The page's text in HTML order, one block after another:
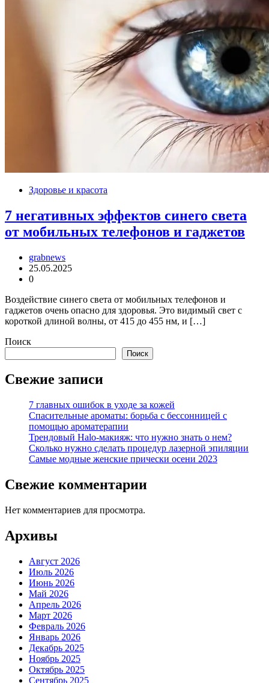
Здоровье и красота
7 негативных эффектов синего света
от мобильных телефонов и гаджетов
grabnews
25.05.2025
0
Воздействие синего света от мобильных телефонов и
гаджетов очень опасно для здоровья. Это видимый свет с
короткой длиной волны, от 415 до 455 нм, и […]
Поиск
Поиск
Свежие записи
7 главных ошибок в уходе за кожей
Спасительные ароматы: борьба с бессонницей с
помощью ароматерапии
Трендовый Halo-макияж: что нужно знать о нем?
Сколько нужно сделать процедур лазерной эпиляции
Самые модные женские прически осени 2023
Свежие комментарии
Нет комментариев для просмотра.
Архивы
Август 2026
Июль 2026
Июнь 2026
Май 2026
Апрель 2026
Март 2026
Февраль 2026
Январь 2026
Декабрь 2025
Ноябрь 2025
Октябрь 2025
Сентябрь 2025